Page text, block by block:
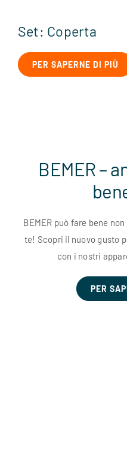
Set: Coperta
PER SAPERNE DI PIÙ
BEMER –
BEMER può fare bene
te! Scopri il nuovo gusto
con i nostri
PER